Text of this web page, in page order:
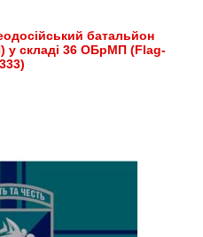
батальйон
у складі 36 ОБрМП (Flag-